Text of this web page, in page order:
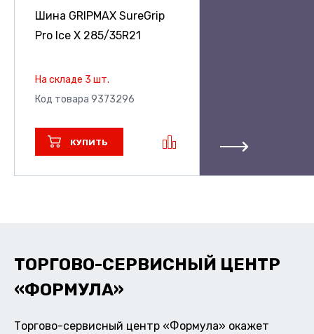
Шина GRIPMAX SureGrip
Pro Ice X 285/35R21
На складе 3 шт.
Код товара 9373296
КУПИТЬ
ТОРГОВО-СЕРВИСНЫЙ ЦЕНТР
«ФОРМУЛА»
Торгово-сервисный центр «Формула» окажет